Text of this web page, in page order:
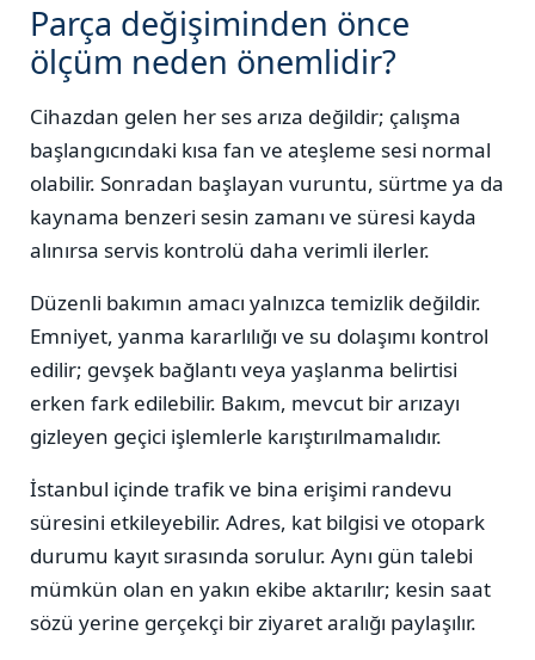
Parça değişiminden önce
ölçüm neden önemlidir?
Cihazdan gelen her ses arıza değildir; çalışma
başlangıcındaki kısa fan ve ateşleme sesi normal
olabilir. Sonradan başlayan vuruntu, sürtme ya da
kaynama benzeri sesin zamanı ve süresi kayda
alınırsa servis kontrolü daha verimli ilerler.
Düzenli bakımın amacı yalnızca temizlik değildir.
Emniyet, yanma kararlılığı ve su dolaşımı kontrol
edilir; gevşek bağlantı veya yaşlanma belirtisi
erken fark edilebilir. Bakım, mevcut bir arızayı
gizleyen geçici işlemlerle karıştırılmamalıdır.
İstanbul içinde trafik ve bina erişimi randevu
süresini etkileyebilir. Adres, kat bilgisi ve otopark
durumu kayıt sırasında sorulur. Aynı gün talebi
mümkün olan en yakın ekibe aktarılır; kesin saat
sözü yerine gerçekçi bir ziyaret aralığı paylaşılır.